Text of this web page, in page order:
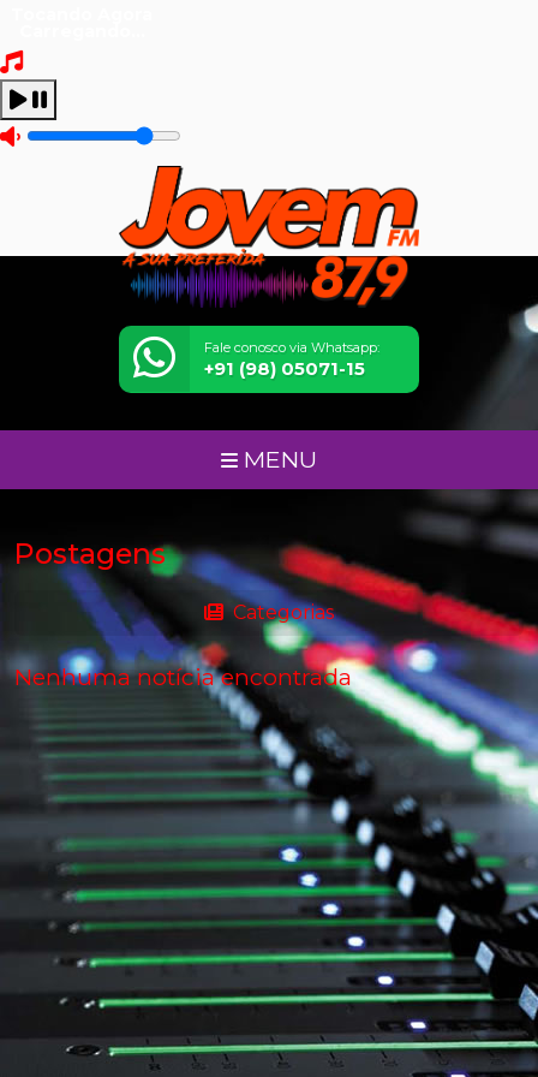
Fale conosco via Whatsapp:
+91 (98) 05071-15
MENU
Postagens
Categorias
Nenhuma notícia encontrada